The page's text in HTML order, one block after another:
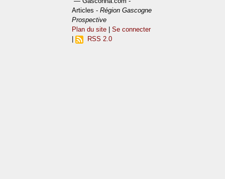
Articles -Région Gascogne
Prospective
Plan du site |Se connecter
|
RSS 2.0